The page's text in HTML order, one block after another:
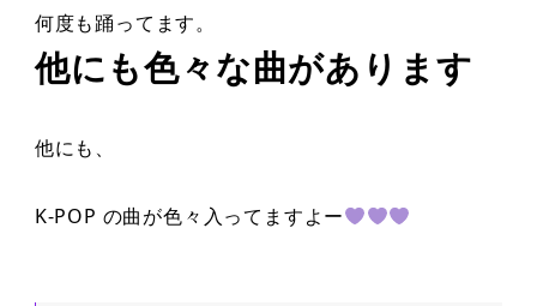
何度も踊ってます。
他にも色々な曲があります
他にも、
K-POP の曲が色々入ってますよー